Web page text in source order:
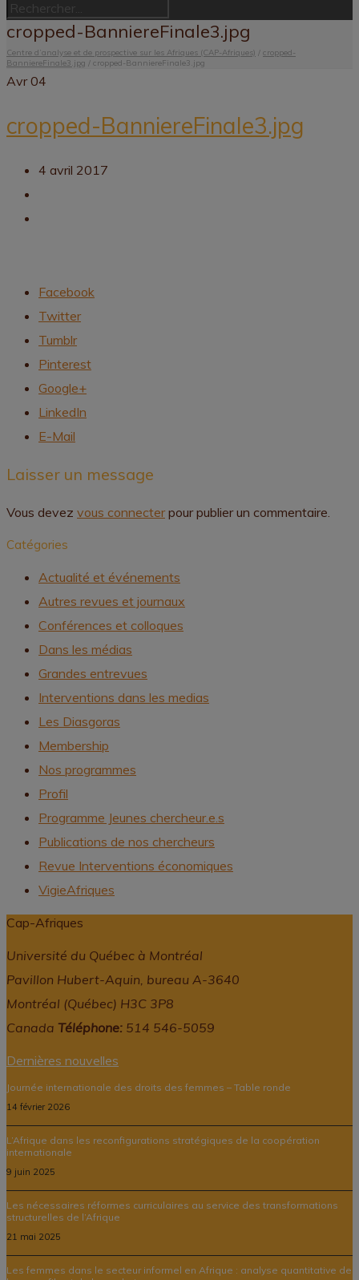
cropped-BanniereFinale3.jpg
Centre d’analyse et de prospective sur les Afriques (CAP-Afriques) / cropped-
BanniereFinale3.jpg / cropped-BanniereFinale3.jpg
Avr 04
cropped-BanniereFinale3.jpg
4 avril 2017
Facebook
Twitter
Tumblr
Pinterest
Google+
LinkedIn
E-Mail
Laisser un message
Vous devez vous connecterpour publier un commentaire.
Catégories
Actualité et événements
Autres revues et journaux
Conférences et colloques
Dans les médias
Grandes entrevues
Interventions dans les medias
Les Diasgoras
Membership
Nos programmes
Profil
Programme Jeunes chercheur.e.s
Publications de nos chercheurs
Revue Interventions économiques
VigieAfriques
Cap-Afriques
Université du Québec à Montréal
Pavillon Hubert-Aquin, bureau A-3640
Montréal (Québec) H3C 3P8
Canada Téléphone: 514 546-5059
Dernières nouvelles
Journée internationale des droits des femmes – Table ronde
14 février 2026
L’Afrique dans les reconfigurations stratégiques de la coopération
internationale
9 juin 2025
Les nécessaires réformes curriculaires au service des transformations
structurelles de l’Afrique
21 mai 2025
Les femmes dans le secteur informel en Afrique : analyse quantitative de